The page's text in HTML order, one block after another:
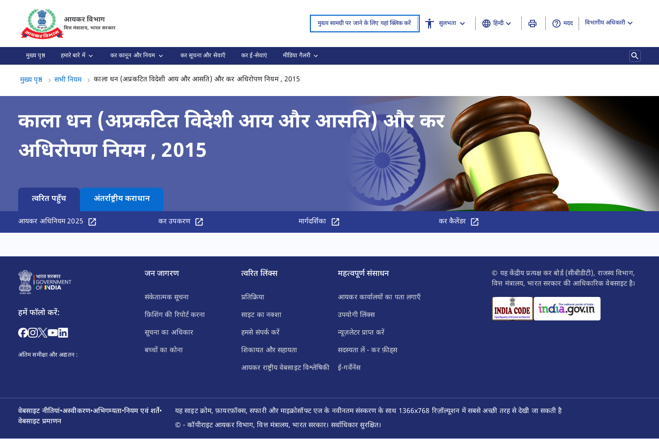
काला धन (अप्रकटित विदेशी आय और आसति) और कर अधिरोपण नियम , 2015 पृष्ठ लोड हो गया
आयकर विभाग
वित्त मंत्रालय, भारत सरकार
मुख्य सामग्री पर जाने के लिए यहां क्लिक करें सुलभता हिन्दी मदद विभागीय अधिकारी
मुख्य पृष्ठ हमारे बारे में कर कानून और नियम कर सूचना और सेवाएँ कर ई-सेवाएं मीडिया गैलरी
मुख्य पृष्ठ सभी नियम काला धन (अप्रकटित विदेशी आय और आसति) और कर अधिरोपण नियम , 2015
काला धन (अप्रकटित विदेशी आय और आसति) और कर
अधिरोपण नियम , 2015
त्वरित पहुँच अंतर्राष्ट्रीय कराधान
आयकर अधिनियम 2025 कर उपकरण मार्गदर्शिका कर कैलेंडर
हमें फॉलो करें:
अंतिम समीक्षा और अद्यतन :
जन जागरण
संकेतात्मक सूचना
फ़िशिंग की रिपोर्ट करना
सूचना का अधिकार
बच्चों का कोना
त्वरित लिंक्स
प्रतिक्रिया
साइट का नक्शा
हमसे संपर्क करें
शिकायत और सहायता
आयकर राष्ट्रीय वेबसाइट विश्लेषिकी
महत्वपूर्ण संसाधन
आयकर कार्यालयों का पता लगाएँ
उपयोगी लिंक्स
न्यूज़लेटर प्राप्त करें
सदस्यता लें - कर फ़ीड्स
ई-गर्वेनेंस
© यह केंद्रीय प्रत्यक्ष कर बोर्ड (सीबीडीटी), राजस्व विभाग,
वित्त मंत्रालय, भारत सरकार की आधिकारिक वेबसाइट है।
वेबसाइट नीतियां•अस्वीकरण•अभिगम्यता•नियम एवं शर्तें•
वेबसाइट प्रमाणन
यह साइट क्रोम, फ़ायरफ़ॉक्स, सफारी और माइक्रोसॉफ्ट एज के नवीनतम संस्करण के साथ 1366x768 रिज़ॉल्यूशन में सबसे अच्छी तरह से देखी जा सकती है
© - कॉपीराइट आयकर विभाग, वित्त मंत्रालय, भारत सरकार। सर्वाधिकार सुरक्षित।